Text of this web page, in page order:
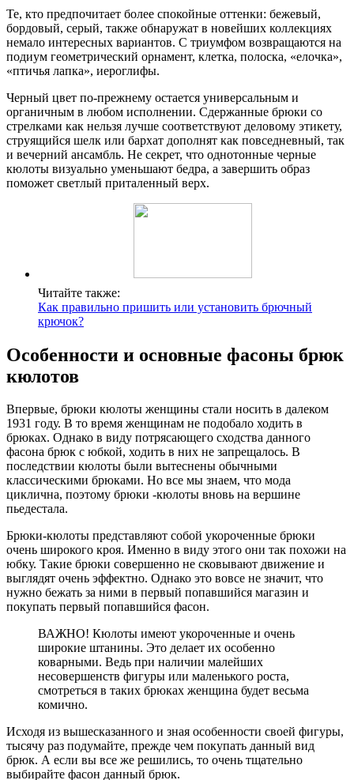
Те, кто предпочитает более спокойные оттенки: бежевый,
бордовый, серый, также обнаружат в новейших коллекциях
немало интересных вариантов. С триумфом возвращаются на
подиум геометрический орнамент, клетка, полоска, «елочка»,
«птичья лапка», иероглифы.
Черный цвет по-прежнему остается универсальным и
органичным в любом исполнении. Сдержанные брюки со
стрелками как нельзя лучше соответствуют деловому этикету,
струящийся шелк или бархат дополнят как повседневный, так
и вечерний ансамбль. Не секрет, что однотонные черные
кюлоты визуально уменьшают бедра, а завершить образ
поможет светлый приталенный верх.
Читайте также:
Как правильно пришить или установить брючный
крючок?
Особенности и основные фасоны брюк
кюлотов
Впервые, брюки кюлоты женщины стали носить в далеком
1931 году. В то время женщинам не подобало ходить в
брюках. Однако в виду потрясающего сходства данного
фасона брюк с юбкой, ходить в них не запрещалось. В
последствии кюлоты были вытеснены обычными
классическими брюками. Но все мы знаем, что мода
циклична, поэтому брюки -кюлоты вновь на вершине
пьедестала.
Брюки-кюлоты представляют собой укороченные брюки
очень широкого кроя. Именно в виду этого они так похожи на
юбку. Такие брюки совершенно не сковывают движение и
выглядят очень эффектно. Однако это вовсе не значит, что
нужно бежать за ними в первый попавшийся магазин и
покупать первый попавшийся фасон.
ВАЖНО! Кюлоты имеют укороченные и очень
широкие штанины. Это делает их особенно
коварными. Ведь при наличии малейших
несовершенств фигуры или маленького роста,
смотреться в таких брюках женщина будет весьма
комично.
Исходя из вышесказанного и зная особенности своей фигуры,
тысячу раз подумайте, прежде чем покупать данный вид
брюк. А если вы все же решились, то очень тщательно
выбирайте фасон данный брюк.